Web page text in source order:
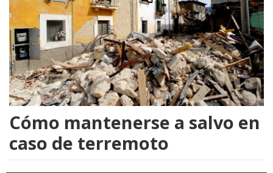
Cómo mantenerse a salvo en
caso de terremoto